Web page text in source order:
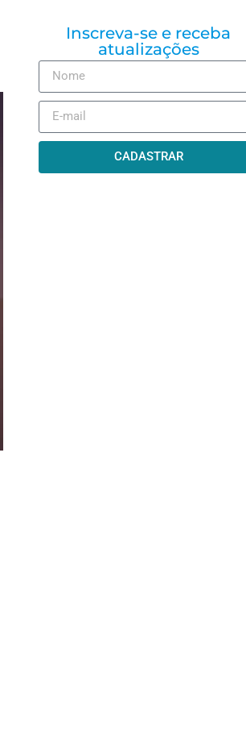
Inscreva-se e receba
atualizações
CADASTRAR